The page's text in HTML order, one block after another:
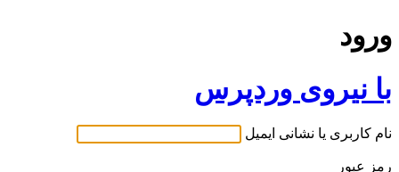
ورود
با نیروی وردپرس
نام کاربری یا نشانی ایمیل
رمز عبور